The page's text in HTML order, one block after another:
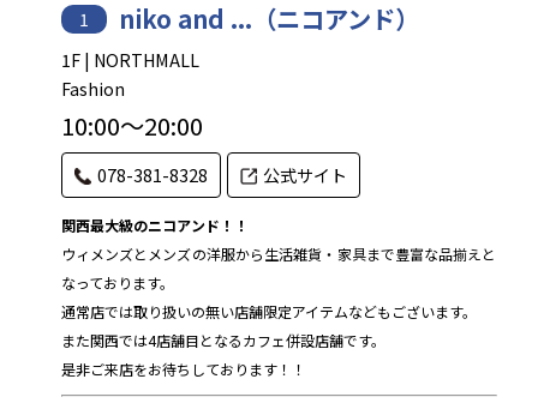
1 niko and ...（ニコアンド）
1F | NORTHMALL
Fashion
10:00～20:00
078-381-8328 公式サイト
関西最大級のニコアンド！！
ウィメンズとメンズの洋服から生活雑貨・家具まで豊富な品揃えと
なっております。
通常店では取り扱いの無い店舗限定アイテムなどもございます。
また関西では4店舗目となるカフェ併設店舗です。
是非ご来店をお待ちしております！！